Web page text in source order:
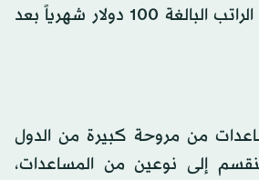
تلك المساعدة على الراتب البالغة 100 دولار شهرياً بعد
من مروحة كبيرة من الدول
إلى نوعين من المساعدات،